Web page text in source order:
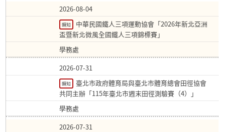
2026-08-04
轉知
中華民國鐵人三項運動協會「2026年新北亞洲
盃暨新北微風全國鐵人三項錦標賽」
學務處
2026-07-31
轉知
臺北市政府體育局與臺北市體育總會田徑協會
共同主辦「115年臺北市週末田徑測驗賽（4）」
學務處
2026-07-31